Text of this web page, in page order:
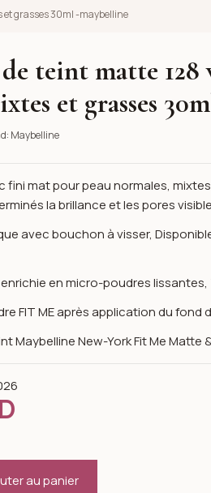
et grasses 30ml -maybelline
et grasses 30ml -maybelline
teint matte 128
et grasses
Maybelline
fini mat pour peau normales,
la brillance et les pores
avec bouchon à visser,
en micro-poudres
FIT ME après application du
Maybelline New-York Fit Me Matte
au panier